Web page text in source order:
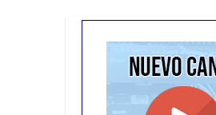
Septiembre: 30
Agosto: 17